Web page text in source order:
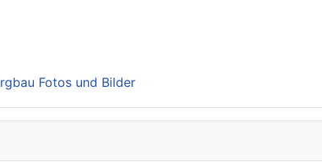
Fotos und Bilder